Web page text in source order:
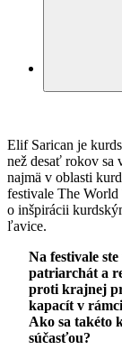
Elif Sarican je
než desať rokov sa
najmä v oblasti
festivale The World
o inšpirácii
ľavice.
Na festivale
patriarchát a
proti krajnej
kapacít v
Ako sa takéto
súčasťou?